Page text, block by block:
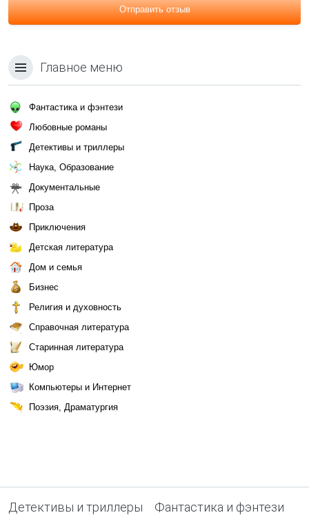
Отправить отзыв
Главное меню
Фантастика и фэнтези
Любовные романы
Детективы и триллеры
Наука, Образование
Документальные
Проза
Приключения
Детская литература
Дом и семья
Бизнес
Религия и духовность
Справочная литература
Старинная литература
Юмор
Компьютеры и Интернет
Поэзия, Драматургия
Детективы и триллеры Фантастика и фэнтези